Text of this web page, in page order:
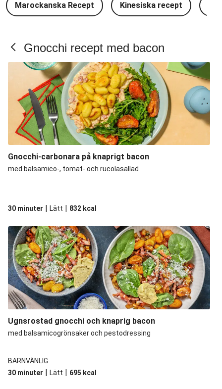
Marockanska Recept Kinesiska recept
Gnocchi recept med bacon
Gnocchi-carbonara på knaprigt bacon
med balsamico-, tomat- och rucolasallad
30 minuter | Lätt | 832 kcal
Ugnsrostad gnocchi och knaprig bacon
med balsamicogrönsaker och pestodressing
BARNVÄNLIG
30 minuter | Lätt | 695 kcal